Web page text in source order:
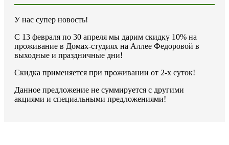
У нас супер новость!
С 13 февраля по 30 апреля мы дарим скидку 10% на
проживание в Домах-студиях на Аллее Федоровой в
выходные и праздничные дни!
Скидка применяется при проживании от 2-х суток!
Данное предложение не суммируется с другими
акциями и специальными предложениями!